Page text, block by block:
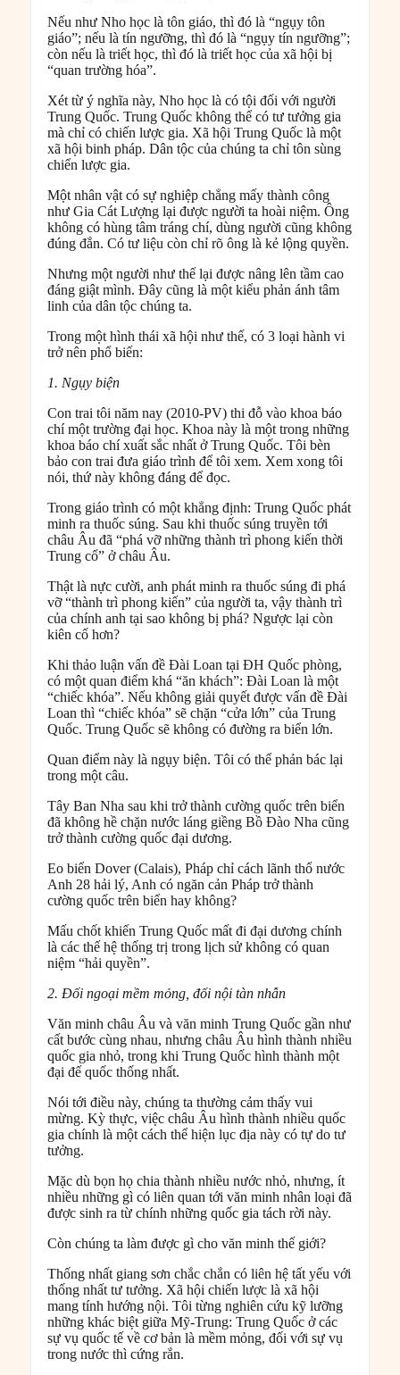
Nếu như Nho học là tôn giáo, thì đó là “ngụy tôn
giáo”; nếu là tín ngưỡng, thì đó là “ngụy tín ngưỡng”;
còn nếu là triết học, thì đó là triết học của xã hội bị
“quan trường hóa”.
Xét từ ý nghĩa này, Nho học là có tội đối với người
Trung Quốc. Trung Quốc không thể có tư tưởng gia
mà chỉ có chiến lược gia. Xã hội Trung Quốc là một
xã hội binh pháp. Dân tộc của chúng ta chỉ tôn sùng
chiến lược gia.
Một nhân vật có sự nghiệp chẳng mấy thành công
như Gia Cát Lượng lại được người ta hoài niệm. Ông
không có hùng tâm tráng chí, dùng người cũng không
đúng đắn. Có tư liệu còn chỉ rõ ông là kẻ lộng quyền.
Nhưng một người như thế lại được nâng lên tầm cao
đáng giật mình. Đây cũng là một kiểu phản ánh tâm
linh của dân tộc chúng ta.
Trong một hình thái xã hội như thế, có 3 loại hành vi
trở nên phổ biến:
1. Ngụy biện
Con trai tôi năm nay (2010-PV) thi đỗ vào khoa báo
chí một trường đại học. Khoa này là một trong những
khoa báo chí xuất sắc nhất ở Trung Quốc. Tôi bèn
bảo con trai đưa giáo trình để tôi xem. Xem xong tôi
nói, thứ này không đáng để đọc.
Trong giáo trình có một khẳng định: Trung Quốc phát
minh ra thuốc súng. Sau khi thuốc súng truyền tới
châu Âu đã “phá vỡ những thành trì phong kiến thời
Trung cổ” ở châu Âu.
Thật là nực cười, anh phát minh ra thuốc súng đi phá
vỡ “thành trì phong kiến” của người ta, vậy thành trì
của chính anh tại sao không bị phá? Ngược lại còn
kiên cố hơn?
Khi thảo luận vấn đề Đài Loan tại ĐH Quốc phòng,
có một quan điểm khá “ăn khách”: Đài Loan là một
“chiếc khóa”. Nếu không giải quyết được vấn đề Đài
Loan thì “chiếc khóa” sẽ chặn “cửa lớn” của Trung
Quốc. Trung Quốc sẽ không có đường ra biển lớn.
Quan điểm này là ngụy biện. Tôi có thể phản bác lại
trong một câu.
Tây Ban Nha sau khi trở thành cường quốc trên biển
đã không hề chặn nước láng giềng Bồ Đào Nha cũng
trở thành cường quốc đại dương.
Eo biển Dover (Calais), Pháp chỉ cách lãnh thổ nước
Anh 28 hải lý, Anh có ngăn cản Pháp trở thành
cường quốc trên biển hay không?
Mấu chốt khiến Trung Quốc mất đi đại dương chính
là các thế hệ thống trị trong lịch sử không có quan
niệm “hải quyền”.
2. Đối ngoại mềm mỏng, đối nội tàn nhẫn
Văn minh châu Âu và văn minh Trung Quốc gần như
cất bước cùng nhau, nhưng châu Âu hình thành nhiều
quốc gia nhỏ, trong khi Trung Quốc hình thành một
đại đế quốc thống nhất.
Nói tới điều này, chúng ta thường cảm thấy vui
mừng. Kỳ thực, việc châu Âu hình thành nhiều quốc
gia chính là một cách thể hiện lục địa này có tự do tư
tưởng.
Mặc dù bọn họ chia thành nhiều nước nhỏ, nhưng, ít
nhiều những gì có liên quan tới văn minh nhân loại đã
được sinh ra từ chính những quốc gia tách rời này.
Còn chúng ta làm được gì cho văn minh thế giới?
Thống nhất giang sơn chắc chắn có liên hệ tất yếu với
thống nhất tư tưởng. Xã hội chiến lược là xã hội
mang tính hướng nội. Tôi từng nghiên cứu kỹ lưỡng
những khác biệt giữa Mỹ-Trung: Trung Quốc ở các
sự vụ quốc tế về cơ bản là mềm mỏng, đối với sự vụ
trong nước thì cứng rắn.